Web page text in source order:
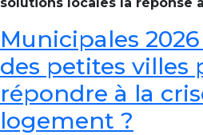
Municipales
des petites villes
répondre à la
logement ?